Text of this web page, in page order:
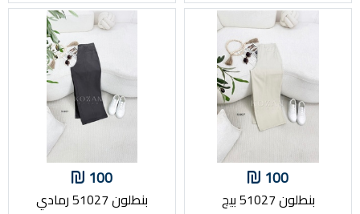
100
بنطلون 51027 بيج
100
بنطلون 51027 رمادي